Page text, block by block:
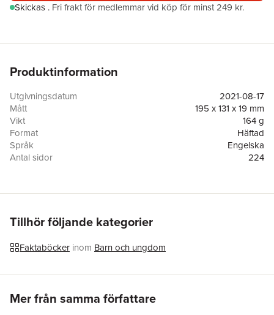
Skickas . Fri frakt för medlemmar vid köp för minst 249 kr.
Produktinformation
Utgivningsdatum
2021-08-17
Mått
195 x 131 x 19 mm
Vikt
164 g
Format
Häftad
Språk
Engelska
Antal sidor
224
Tillhör följande kategorier
Faktaböcker inom Barn och ungdom
Mer från samma författare